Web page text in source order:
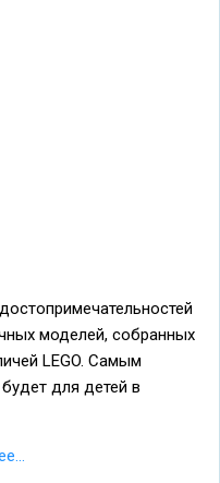
моделей, собранных
LEGO. Самым
для детей в